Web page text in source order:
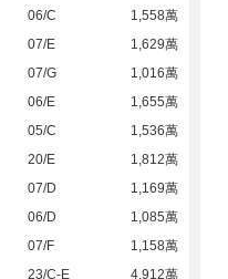
06/C
1,558萬
07/E
1,629萬
07/G
1,016萬
06/E
1,655萬
05/C
1,536萬
20/E
1,812萬
07/D
1,169萬
06/D
1,085萬
07/F
1,158萬
23/C-E 4,912萬